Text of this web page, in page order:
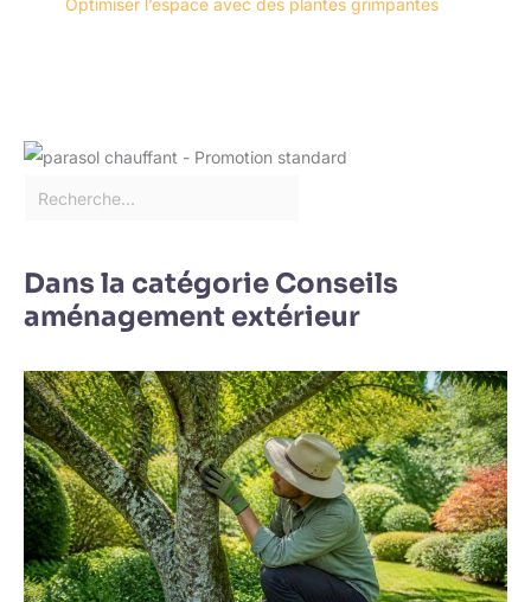
Optimiser l’espace avec des plantes grimpantes
Dans la catégorie Conseils
aménagement extérieur